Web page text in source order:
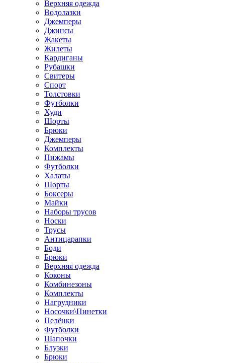
Верхняя одежда
Водолазки
Джемперы
Джинсы
Жакеты
Жилеты
Кардиганы
Рубашки
Свитеры
Спорт
Толстовки
Футболки
Худи
Шорты
Брюки
Джемперы
Комплекты
Пижамы
Футболки
Халаты
Шорты
Боксеры
Майки
Наборы трусов
Носки
Трусы
Антицарапки
Боди
Брюки
Верхняя одежда
Коконы
Комбинезоны
Комплекты
Нагрудники
Носочки\Пинетки
Пелёнки
Футболки
Шапочки
Блузки
Брюки